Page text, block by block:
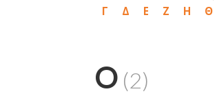
Γ
Δ Ε Ζ Η Θ
O (2)